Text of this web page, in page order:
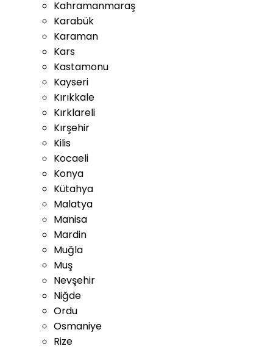
Kahramanmaraş
Karabük
Karaman
Kars
Kastamonu
Kayseri
Kırıkkale
Kırklareli
Kırşehir
Kilis
Kocaeli
Konya
Kütahya
Malatya
Manisa
Mardin
Muğla
Muş
Nevşehir
Niğde
Ordu
Osmaniye
Rize